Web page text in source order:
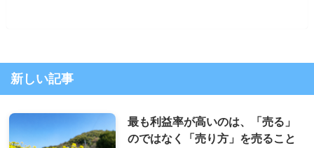
新しい記事
最も利益率が高いのは、「売る」
のではなく「売り方」を売ること